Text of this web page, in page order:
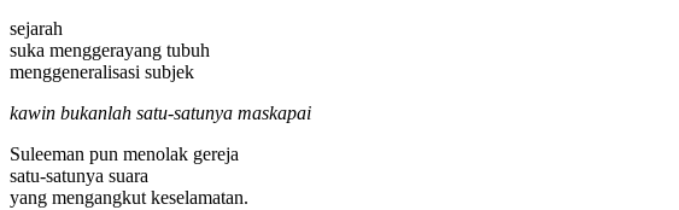
sejarah
suka menggerayang tubuh
menggeneralisasi subjek
kawin bukanlah satu-satunya maskapai
Suleeman pun menolak gereja
satu-satunya suara
yang mengangkut keselamatan.